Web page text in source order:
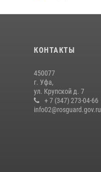
КОНТАКТЫ
450077
г. Уфа,
ул. Крупской д. 7
+ 7 (347) 273-04-66
info02@rosguard.gov.ru